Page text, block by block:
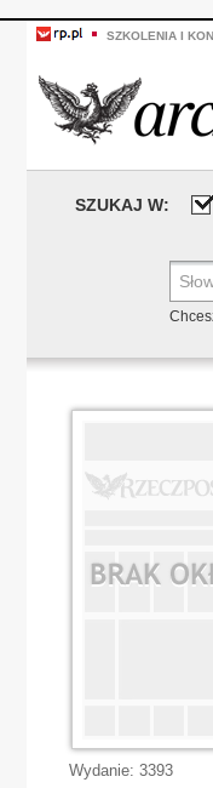
SZKOLENIA I
SZUKAJ W:
Wydanie: 3393